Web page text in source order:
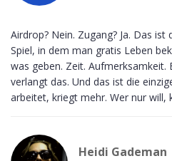
Airdrop? Nein. Zugang? Ja. Das
Spiel, in dem man gratis Leben
was geben. Zeit. Aufmerksamkeit.
verlangt das. Und das ist die
arbeitet, kriegt mehr. Wer nur will,
Heidi Gademan